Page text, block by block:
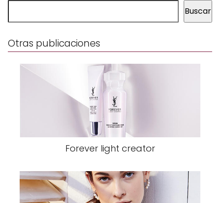
Buscar
Otras publicaciones
Forever light creator